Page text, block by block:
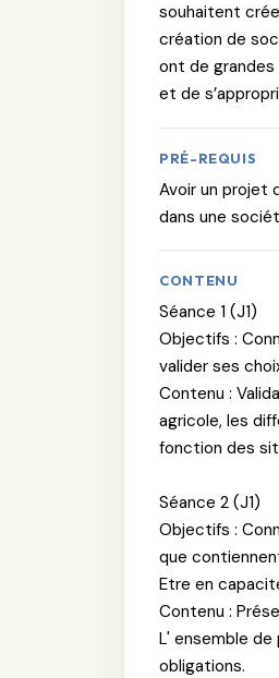
souhaitent
création de
ont de
et de
PRÉ-REQUIS
Avoir un projet
dans une
CONTENU
Séance 1 (J1)
Objectifs :
valider ses
Contenu :
agricole, les
fonction des
Séance 2 (J1)
Objectifs :
que
Etre en
Contenu :
L' ensemble
obligations.